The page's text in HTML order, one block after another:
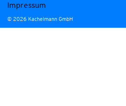
Impressum
© 2026 Kachelmann GmbH